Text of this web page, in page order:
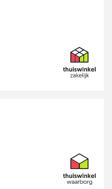
Certifikat
Thuiswinkel
Certifikat
Thuiswinkel